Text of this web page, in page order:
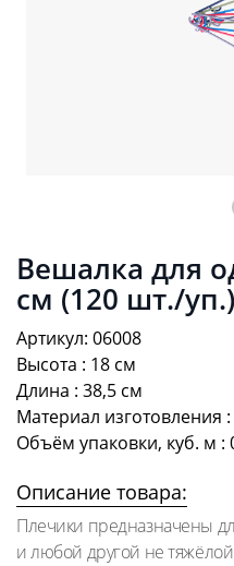
Вешалка для
см (120 шт./уп.)
Артикул: 06008
Высота : 18 см
Длина : 38,5 см
Материал изготовления
Объём упаковки, куб. м :
Описание товара:
Плечики предназначены
и любой другой не